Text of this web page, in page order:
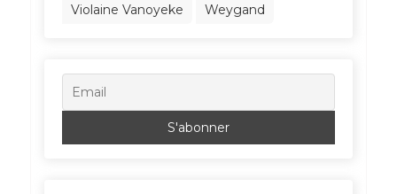
Violaine Vanoyeke Weygand